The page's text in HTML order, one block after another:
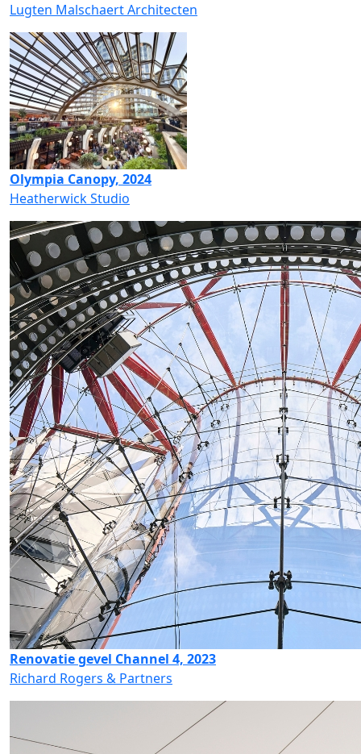
Lugten Malschaert Architecten
Olympia Canopy, 2024
Heatherwick Studio
Renovatie gevel Channel 4, 2023
Richard Rogers & Partners